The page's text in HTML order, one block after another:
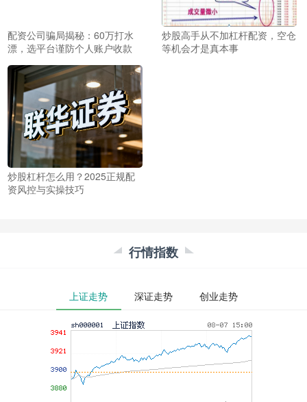
配资公司骗局揭秘：60万打水
漂，选平台谨防个人账户收款
炒股高手从不加杠杆配资，空仓
等机会才是真本事
炒股杠杆怎么用？2025正规配
资风控与实操技巧
行情指数
上证走势 深证走势 创业走势